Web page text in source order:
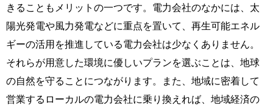
きることもメリットの一つです。電力会社のなかには、太
陽光発電や風力発電などに重点を置いて、再生可能エネル
ギーの活用を推進している電力会社は少なくありません。
それらが用意した環境に優しいプランを選ぶことは、地球
の自然を守ることにつながります。また、地域に密着して
営業するローカルの電力会社に乗り換えれば、地域経済の